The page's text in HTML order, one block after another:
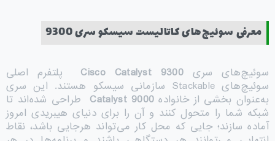
معرفی سوئیچ‌های کاتالیست سیسکو سری 9300
سوئیچ‌های سری Cisco Catalyst 9300 پلتفرم اصلی
سوئیچ‌های Stackable سازمانی سیسکو هستند. این سری
به‌عنوان بخشی از خانواده Catalyst 9000 طراحی شده‌اند تا
شبکه شما را متحول کنند و آن را برای دنیای هیبریدی امروز
آماده سازند؛ جایی که محل کار می‌تواند هرجایی باشد، نقاط